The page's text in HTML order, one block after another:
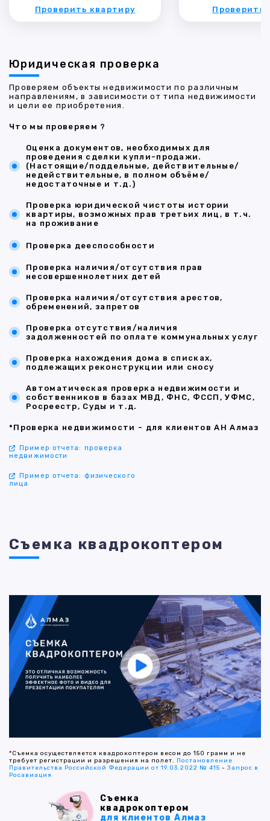
Проверить квартиру Проверить
Юридическая проверка
Проверяем объекты недвижимости по различным
направлениям, в зависимости от типа недвижимости
и цели ее приобретения.
Что мы проверяем ?
Оценка документов, необходимых для
проведения сделки купли-продажи.
(Настоящие/поддельные, действительные/
недействительные, в полном объёме/
недостаточные и т.д.)
Проверка юридической чистоты истории
квартиры, возможных прав третьих лиц, в т.ч.
на проживание
Проверка дееспособности
Проверка наличия/отсутствия прав
несовершеннолетних детей
Проверка наличия/отсутствия арестов,
обременений, запретов
Проверка отсутствия/наличия
задолженностей по оплате коммунальных услуг
Проверка нахождения дома в списках,
подлежащих реконструкции или сносу
Автоматическая проверка недвижимости и
собственников в базах МВД, ФНС, ФССП, УФМС,
Росреестр, Суды и т.д.
*Проверка недвижимости - для клиентов АН Алмаз
Пример отчета: проверка
недвижимости
Пример отчета: физического
лица
Съемка квадрокоптером
*Съемка осуществляется квадрокоптером весом до 150 грамм и не
требует регистрации и разрешения на полет. Постановление
Правительства Российской Федерации от 19.03.2022 № 415 -Запрос в
Росавиация
Съемка
квадрокоптером
для клиентов Алмаз